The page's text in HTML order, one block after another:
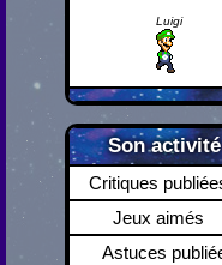
Luigi
Son
Critiques
Jeux aimés
Astuces